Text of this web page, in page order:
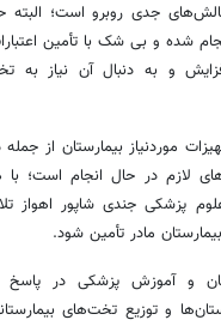
شده و بی شک با تأمین
و به دنبال آن نیاز به
لازم در حال انجام است؛
پزشکی جندی شاپور اهواز
مادر تأمین شود.
و آموزش پزشکی در پاسخ
و توزیع تخت‌های